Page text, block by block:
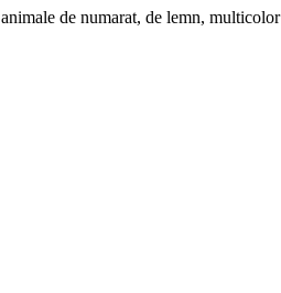
de numarat, de lemn, multicolor